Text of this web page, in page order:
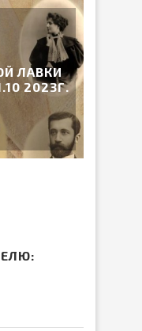
ЛАВКИ
2023Г.